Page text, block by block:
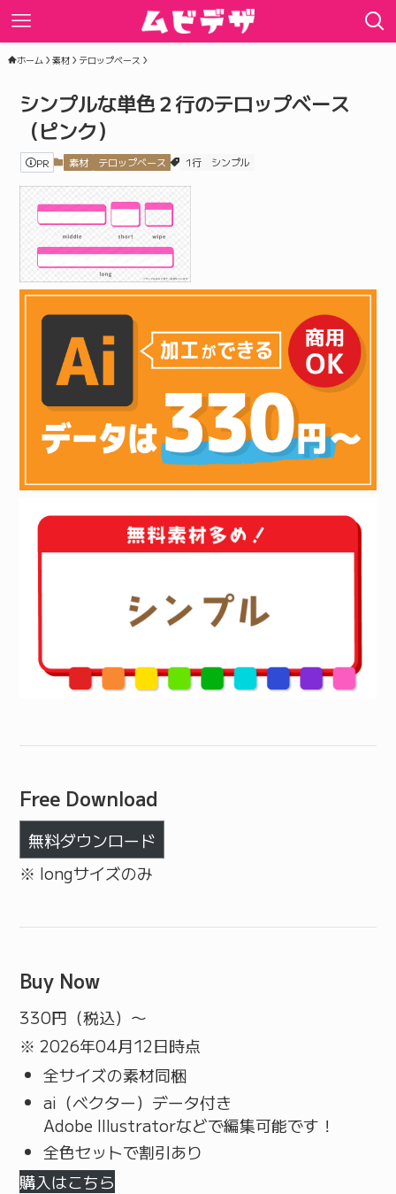
ホーム 素材 テロップベース
シンプルな単色２行のテロップベース
（ピンク）
PR 素材 テロップベース 1行 シンプル
Free Download
無料ダウンロード
※ longサイズのみ
Buy Now
330円（税込）〜
※ 2026年04月12日時点
全サイズの素材同梱
ai（ベクター）データ付き
Adobe Illustratorなどで編集可能です！
全色セットで割引あり
購入はこちら